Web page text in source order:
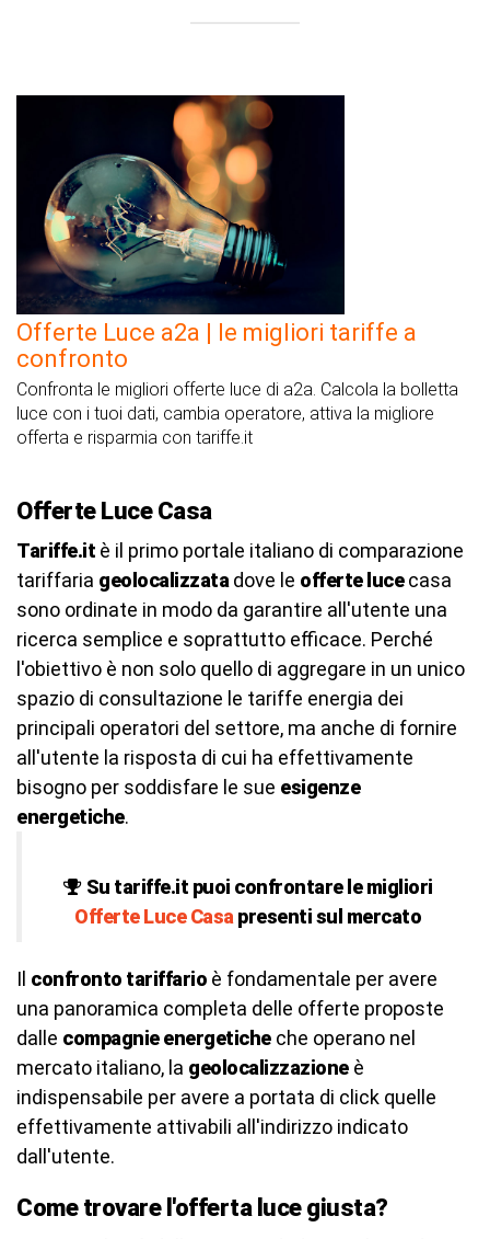
Offerte Luce a2a | le migliori tariffe a
confronto
Confronta le migliori offerte luce di a2a. Calcola la bolletta
luce con i tuoi dati, cambia operatore, attiva la migliore
offerta e risparmia con tariffe.it
Offerte Luce Casa
Tariffe.it è il primo portale italiano di comparazione
tariffaria geolocalizzata dove le offerte lucecasa
sono ordinate in modo da garantire all'utente una
ricerca semplice e soprattutto efficace. Perché
l'obiettivo è non solo quello di aggregare in un unico
spazio di consultazione le tariffe energia dei
principali operatori del settore, ma anche di fornire
all'utente la risposta di cui ha effettivamente
bisogno per soddisfare le sue esigenze
energetiche.
Su tariffe.it puoi confrontare le migliori
Offerte Luce Casa presenti sul mercato
Il confronto tariffario è fondamentale per avere
una panoramica completa delle offerte proposte
dalle compagnie energeticheche operano nel
mercato italiano, la geolocalizzazioneè
indispensabile per avere a portata di click quelle
effettivamente attivabili all'indirizzo indicato
dall'utente.
Come trovare l'offerta luce giusta?